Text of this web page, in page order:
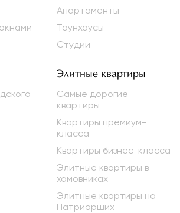
Апартаменты
Таунхаусы
Студии
Элитные квартиры
Самые дорогие
квартиры
Квартиры премиум-
класса
Квартиры бизнес-класса
Элитные квартиры в
хамовниках
Элитные квартиры на
Патриарших